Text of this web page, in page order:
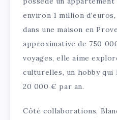
environ 1 million
dans une maison en
approximative de 750
voyages, elle aime
culturelles, un hobby qui
20 000 € par an.
Côté collaborations,